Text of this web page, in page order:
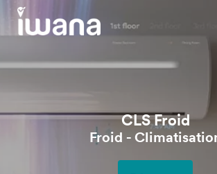
CLS Froid
Froid -